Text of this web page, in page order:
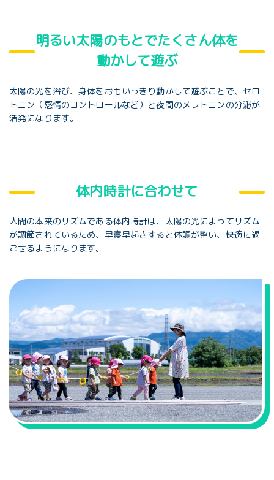
明るい太陽のもとでたくさん体を
動かして遊ぶ
太陽の光を浴び、身体をおもいっきり動かして遊ぶことで、セロ
トニン（感情のコントロールなど）と夜間のメラトニンの分泌が
活発になります。
体内時計に合わせて
人間の本来のリズムである体内時計は、太陽の光によってリズム
が調節されているため、早寝早起きすると体調が整い、快適に過
ごせるようになります。